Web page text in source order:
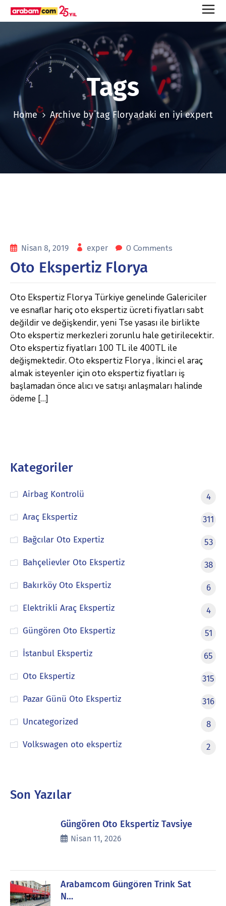
Tags
Home Archive by tag Floryadaki en iyi expert
Nisan 8, 2019 exper 0 Comments
Oto Ekspertiz Florya
Oto Ekspertiz Florya Türkiye genelinde Galericiler
ve esnaflar hariç oto ekspertiz ücreti fiyatları sabt
değildir ve değişkendir, yeni Tse yasası ile birlikte
Oto ekspertiz merkezleri zorunlu hale getirilecektir.
Oto ekspertiz fiyatları 100 TL ile 400TL ile
değişmektedir. Oto ekspertiz Florya , İkinci el araç
almak isteyenler için oto ekspertiz fiyatları iş
başlamadan önce alıcı ve satışı anlaşmaları halinde
ödeme […]
Kategoriler
Airbag Kontrolü
4
Araç Ekspertiz
311
Bağcılar Oto Expertiz
53
Bahçelievler Oto Ekspertiz
38
Bakırköy Oto Ekspertiz
6
Elektrikli Araç Ekspertiz
4
Güngören Oto Ekspertiz
51
İstanbul Ekspertiz
65
Oto Ekspertiz
315
Pazar Günü Oto Ekspertiz
316
Uncategorized
8
Volkswagen oto ekspertiz
2
Son Yazılar
Güngören Oto Ekspertiz Tavsiye
Nisan 11, 2026
Arabamcom Güngören Trink Sat
N…